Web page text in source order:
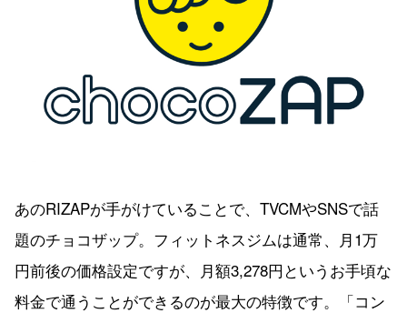
あのRIZAPが手がけていることで、TVCMやSNSで話
題のチョコザップ。フィットネスジムは通常、月1万
円前後の価格設定ですが、月額3,278円というお手頃な
料金で通うことができるのが最大の特徴です。「コン